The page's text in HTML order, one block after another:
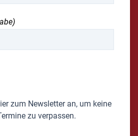
zum Newsletter an, um keine
zu verpassen.